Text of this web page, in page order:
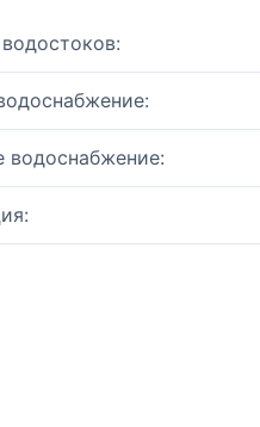
водоснабжение: